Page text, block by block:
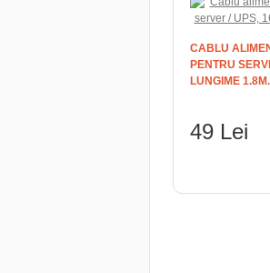
CABLU
PENTRU
LUNGIME
49 Lei